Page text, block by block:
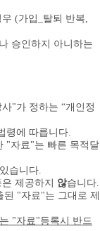
(가입_탈퇴 반복,
승인하지 아니하는
"가 정하는 “개인정
령에 따릅니다.
"자료"는 빠른 목적달
습니다.
제공하지 않습니다.
"자료"는 그대로 제
"자료"등록시 반드